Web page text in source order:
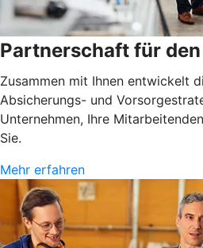
Partnerschaft für
Zusammen mit Ihnen entwickelt
Absicherungs- und
Unternehmen, Ihre
Sie.
Mehr erfahren